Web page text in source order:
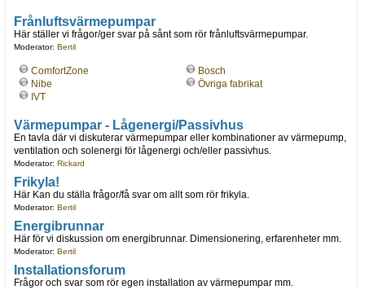
Frånluftsvärmepumpar
Här ställer vi frågor/ger svar på sånt som rör frånluftsvärmepumpar.
Moderator: Bertil
ComfortZone
Nibe
IVT
Bosch
Övriga fabrikat
Värmepumpar - Lågenergi/Passivhus
En tavla där vi diskuterar värmepumpar eller kombinationer av värmepump,
ventilation och solenergi för lågenergi och/eller passivhus.
Moderator: Rickard
Frikyla!
Här Kan du ställa frågor/få svar om allt som rör frikyla.
Moderator: Bertil
Energibrunnar
Här för vi diskussion om energibrunnar. Dimensionering, erfarenheter mm.
Moderator: Bertil
Installationsforum
Frågor och svar som rör egen installation av värmepumpar mm.